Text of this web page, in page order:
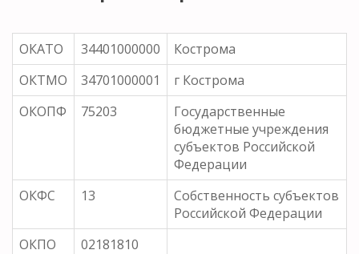
ОКАТО 34401000000
Кострома
ОКТМО
34701000001
г Кострома
ОКОПФ
75203
Государственные
бюджетные учреждения
субъектов Российской
Федерации
ОКФС
13
Собственность субъектов
Российской Федерации
ОКПО
02181810